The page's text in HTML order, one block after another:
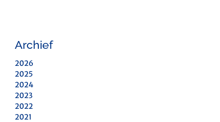
Archief
2026
2025
2024
2023
2022
2021